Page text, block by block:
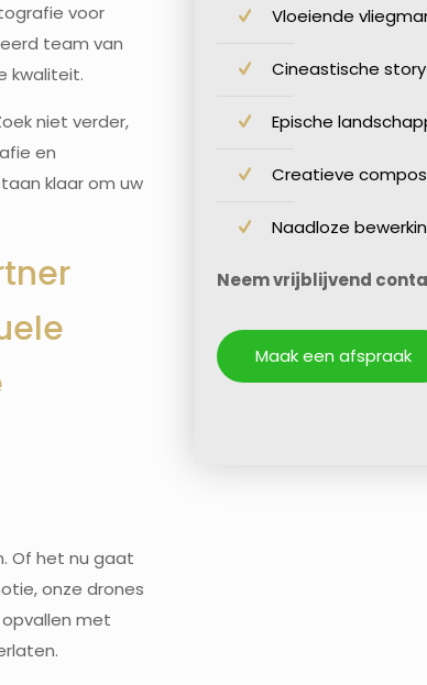
voor
team van
kwaliteit.
niet verder,
en
klaar om uw
Of het nu gaat
onze drones
met
Vloeiende
Cineastische
Epische
Creatieve
Naadloze
Neem vrijblijvend
Maak een afspraak